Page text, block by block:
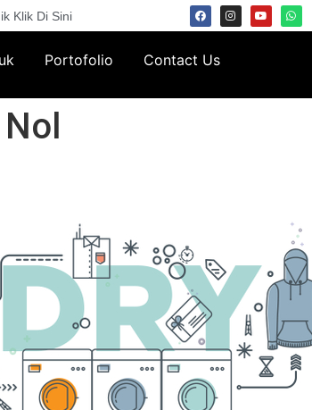
Klik Di Sini
Portofolio Contact Us